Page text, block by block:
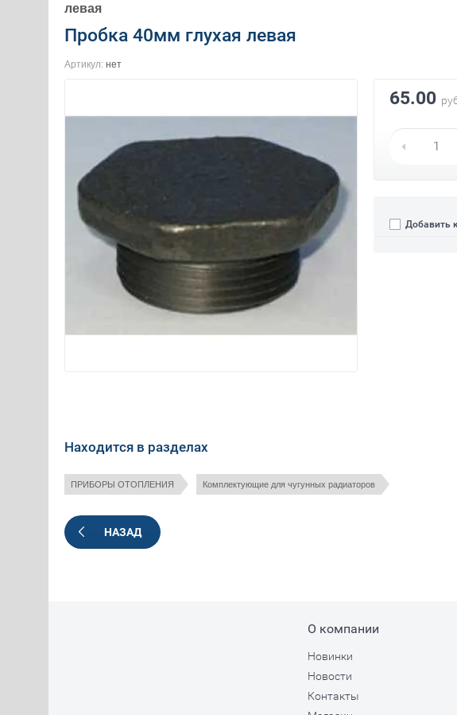
левая
Пробка 40мм глухая левая
Артикул: нет
65.00
Добавить
Находится в разделах
ПРИБОРЫ ОТОПЛЕНИЯ Комплектующие для чугунных радиаторов
НАЗАД
О компании
Новинки
Новости
Контакты